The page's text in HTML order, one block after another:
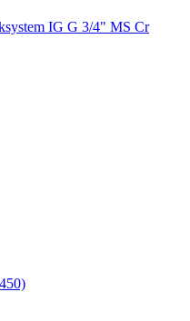
IG G 3/4" MS Cr